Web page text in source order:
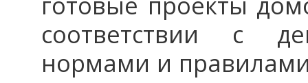
соответствии с
нормами и